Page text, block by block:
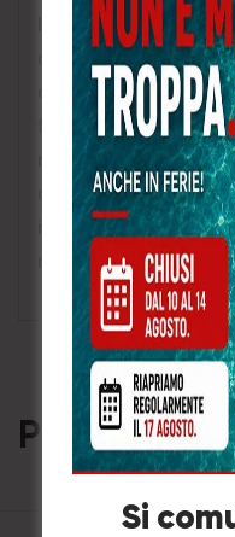
Il respiratore
di comfort e stile,
di prestazioni. La
filtro a bassa
respirazione
da polveri e nebbie
industriali e altre
necessario disporre
Prodotti
Si